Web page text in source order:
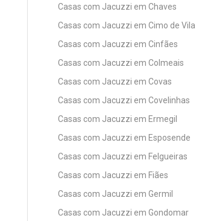
Casas com Jacuzzi em Chaves
Casas com Jacuzzi em Cimo de Vila
Casas com Jacuzzi em Cinfães
Casas com Jacuzzi em Colmeais
Casas com Jacuzzi em Covas
Casas com Jacuzzi em Covelinhas
Casas com Jacuzzi em Ermegil
Casas com Jacuzzi em Esposende
Casas com Jacuzzi em Felgueiras
Casas com Jacuzzi em Fiães
Casas com Jacuzzi em Germil
Casas com Jacuzzi em Gondomar